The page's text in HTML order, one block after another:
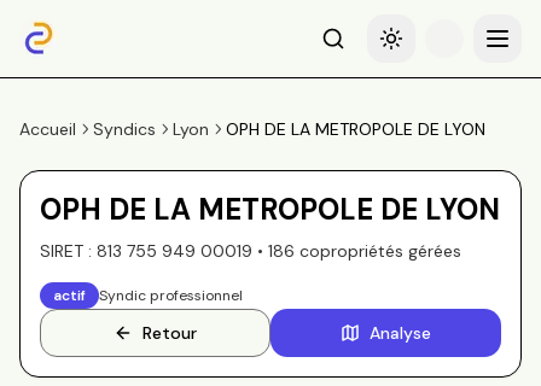
RechercheBasculer le thème
Menu
Accueil Syndics Lyon OPH DE LA METROPOLE DE LYON
OPH DE LA METROPOLE DE LYON
SIRET : 813 755 949 00019 • 186 copropriétés gérées
actif Syndic professionnel
Retour Analyse